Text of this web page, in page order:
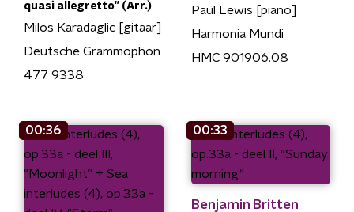
quasi allegretto" (Arr.)
Milos Karadaglic [gitaar]
Deutsche Grammophon
477 9338
Paul Lewis [piano]
Harmonia Mundi
HMC 901906.08
00:36 00:33
Benjamin Britten